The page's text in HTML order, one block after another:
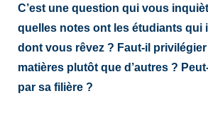
C’est une question qui vous
quelles notes ont les étudiants qui
dont vous rêvez ? Faut-il
matières plutôt que d’autres ?
par sa filière ?